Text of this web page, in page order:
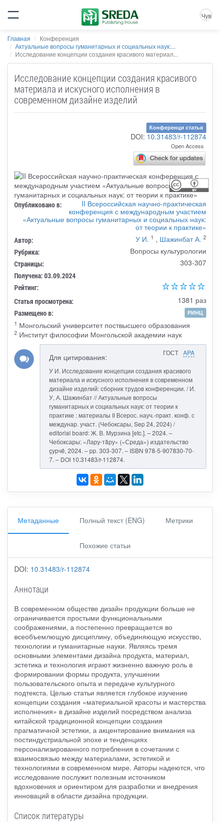
Чув
Главная
Конференция
Актуальные вопросы гуманитарных и социальных наук:...
Исследование концепции создания красивого материал...
Исследование концепции создания красивого
материала и искусного исполнения в
современном дизайне изделий
Конференци статья
DOI:10.31483/r-112874
Open Access
Опубликовано в:
II Всероссийская научно-практическая
конференция с международным участием
«Актуальные вопросы гуманитарных и социальных наук:
от теории к практике»
Автор: У И. 1 , Шажинбат А. 2
Рубрика: Вопросы культурологии
Страницы: 303-307
Получена: 03.09.2024
Рейтинг:
Статья просмотрена:
1381 раз
Размещено в:
РИНЦ
1 Монгольский университет поствысшего образования
2Институт философии Монгольской академии наук
ГОСТ APA
Для цитирования:
У И. Исследование концепции создания красивого
материала и искусного исполнения в современном
дизайне изделий: сборник трудов конференции. / И.
У, А. Шажинбат // Актуальные вопросы
гуманитарных и социальных наук: от теории к
практике : материалы II Всерос. науч.-практ. конф. с
междунар. участ. (Чебоксары, Sep 24, 2024) /
editorial board: Ж. В. Мурзина [etc.]. – 2024. –
Чебоксары: «Лару-тăру» («Среда») издательство
çурчě, 2024. – pp. 303-307. – ISBN 978-5-907830-70-
7. – DOI 10.31483/r-112874.
Метаданные Полный текст (ENG) Метрики
Похожие статьи
DOI: 10.31483/r-112874
Аннотаци
В современном обществе дизайн продукции больше не
ограничивается простыми функциональными
соображениями, а постепенно превращается во
всеобъемлющую дисциплину, объединяющую искусство,
технологии и гуманитарные науки. Являясь тремя
основными элементами дизайна продукта, материал,
эстетика и технология играют жизненно важную роль в
формировании формы продукта, улучшении
пользовательского опыта и передаче культурного
подтекста. Целью статьи является глубокое изучение
концепции создания «материальной красоты и мастерства
исполнения» в дизайне изделий посредством анализа
китайской традиционной концепции создания
прагматичной эстетики, а акцентирование внимания на
постиндустриальной эпохе и тенденциях
персонализированного потребления в сочетании с
взаимосвязью между материалами, эстетикой и
технологиями в современном мире. Авторы надеются, что
исследование послужит полезным источником
вдохновения и ориентиром для разработки и внедрения
инноваций в области дизайна продукции.
Список литературы